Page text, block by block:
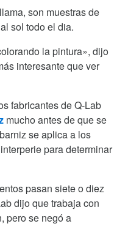
son muestras de
sol todo el dia.
la pintura», dijo
interesante que ver
fabricantes de Q-Lab
mucho antes de que se
se aplica a los
para determinar
pasan siete o diez
dijo que trabaja con
pero se negó a